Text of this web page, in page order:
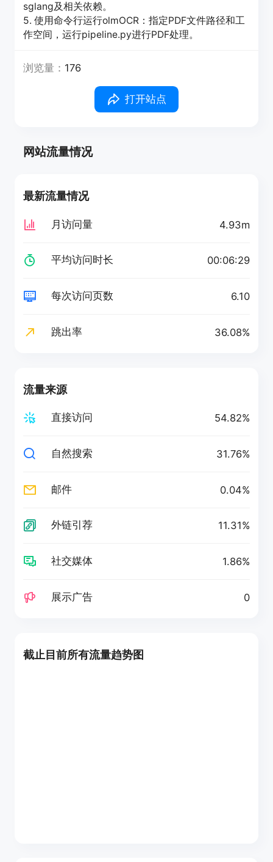
sglang及相关依赖。
5. 使用命令行运行olmOCR：指定PDF文件路径和工
作空间，运行pipeline.py进行PDF处理。
浏览量： 176
打开站点
网站流量情况
最新流量情况
月访问量 4.93m
平均访问时长 00:06:29
每次访问页数 6.10
跳出率 36.08%
流量来源
直接访问 54.82%
自然搜索 31.76%
邮件 0.04%
外链引荐 11.31%
社交媒体 1.86%
展示广告 0
截止目前所有流量趋势图